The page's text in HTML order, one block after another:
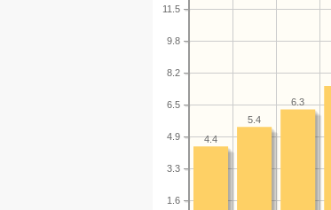
1.6
3.3
4.9
6.5
8.2
9.8
11.5
6.3
5.4
4.4